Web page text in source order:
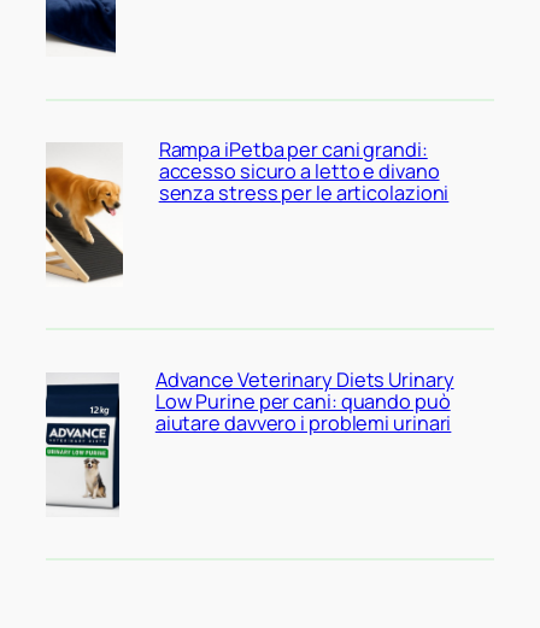
Rampa iPetba per cani grandi:
accesso sicuro a letto e divano
senza stress per le articolazioni
Advance Veterinary Diets Urinary
Low Purine per cani: quando può
aiutare davvero i problemi urinari